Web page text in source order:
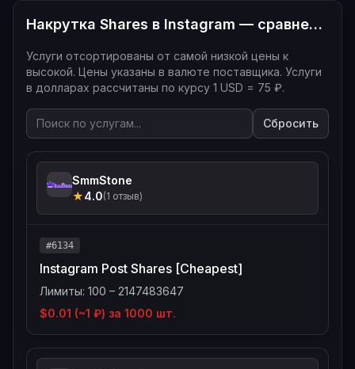
Накрутка Shares в Instagram — сравнение цен — все услуги
Услуги отсортированы от самой низкой цены к
высокой. Цены указаны в валюте поставщика. Услуги
в долларах рассчитаны по курсу 1 USD = 75 ₽.
Сбросить
SmmStone
★4.0(1 отзыв)
#6134
Instagram Post Shares [Cheapest]
Лимиты: 100 – 2147483647
$0.01 (~1 ₽) за 1000 шт.